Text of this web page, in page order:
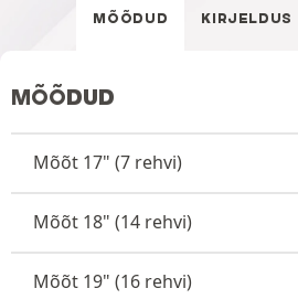
MÕÕDUD KIRJELDUS
MÕÕDUD
Mõõt 17" (7 rehvi)
Mõõt 18" (14 rehvi)
Mõõt 19" (16 rehvi)